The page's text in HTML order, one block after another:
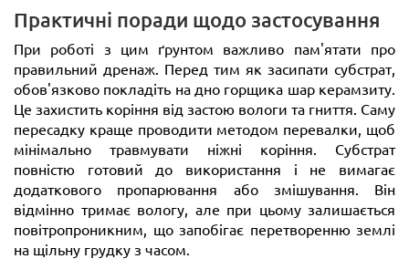
Практичні поради щодо застосування
При роботі з цим ґрунтом важливо пам'ятати про
правильний дренаж. Перед тим як засипати субстрат,
обов'язково покладіть на дно горщика шар керамзиту.
Це захистить коріння від застою вологи та гниття. Саму
пересадку краще проводити методом перевалки, щоб
мінімально травмувати ніжні коріння. Субстрат
повністю готовий до використання і не вимагає
додаткового пропарювання або змішування. Він
відмінно тримає вологу, але при цьому залишається
повітропроникним, що запобігає перетворенню землі
на щільну грудку з часом.